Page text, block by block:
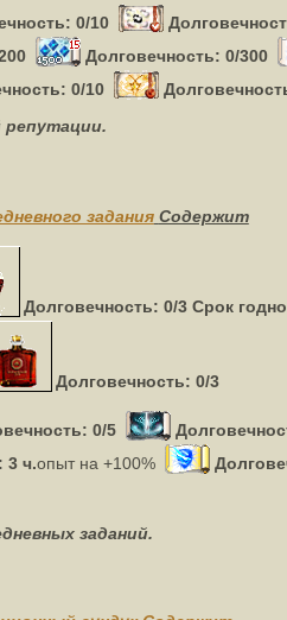
0/10
Долговечность: 0/300
0/10
репутации.
задания Содержит
Долговечность: 0/3 Срок
Долговечность: 0/3
0/5
3 ч.опыт на +100%
заданий.